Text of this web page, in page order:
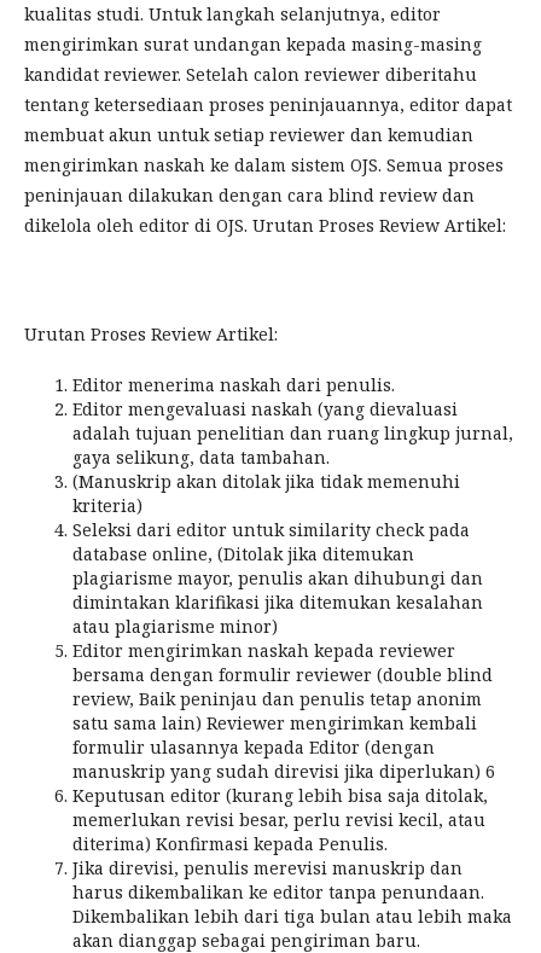
kualitas studi. Untuk langkah selanjutnya, editor
mengirimkan surat undangan kepada masing-masing
kandidat reviewer. Setelah calon reviewer diberitahu
tentang ketersediaan proses peninjauannya, editor dapat
membuat akun untuk setiap reviewer dan kemudian
mengirimkan naskah ke dalam sistem OJS. Semua proses
peninjauan dilakukan dengan cara blind review dan
dikelola oleh editor di OJS. Urutan Proses Review Artikel:
Urutan Proses Review Artikel:
Editor menerima naskah dari penulis.
Editor mengevaluasi naskah (yang dievaluasi
adalah tujuan penelitian dan ruang lingkup jurnal,
gaya selikung, data tambahan.
(Manuskrip akan ditolak jika tidak memenuhi
kriteria)
Seleksi dari editor untuk similarity check pada
database online, (Ditolak jika ditemukan
plagiarisme mayor, penulis akan dihubungi dan
dimintakan klarifikasi jika ditemukan kesalahan
atau plagiarisme minor)
Editor mengirimkan naskah kepada reviewer
bersama dengan formulir reviewer (double blind
review, Baik peninjau dan penulis tetap anonim
satu sama lain) Reviewer mengirimkan kembali
formulir ulasannya kepada Editor (dengan
manuskrip yang sudah direvisi jika diperlukan) 6
Keputusan editor (kurang lebih bisa saja ditolak,
memerlukan revisi besar, perlu revisi kecil, atau
diterima) Konfirmasi kepada Penulis.
Jika direvisi, penulis merevisi manuskrip dan
harus dikembalikan ke editor tanpa penundaan.
Dikembalikan lebih dari tiga bulan atau lebih maka
akan dianggap sebagai pengiriman baru.